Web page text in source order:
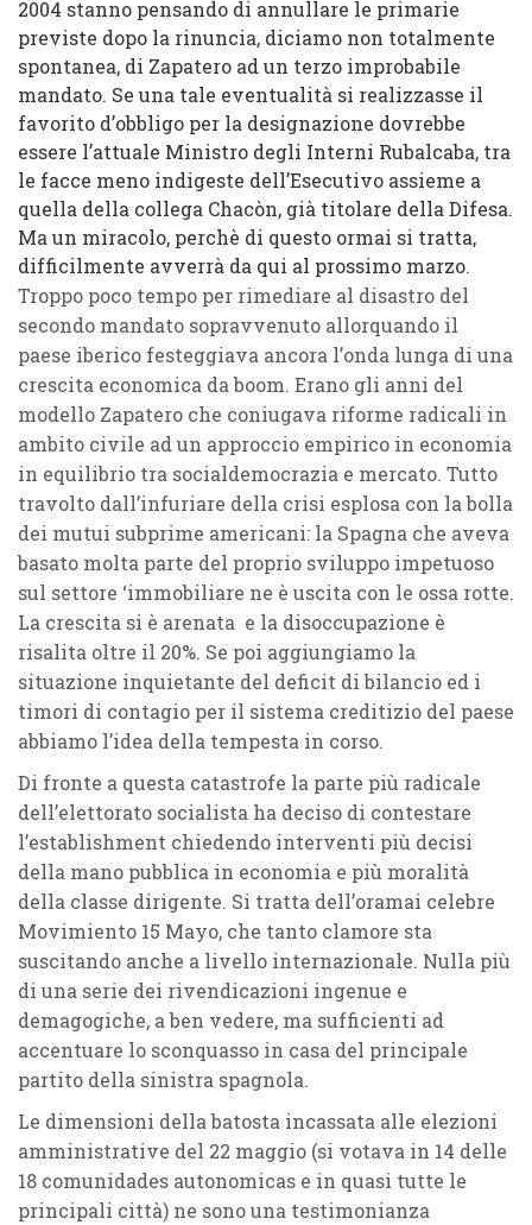
2004 stanno pensando di annullare le primarie
previste dopo la rinuncia, diciamo non totalmente
spontanea, di Zapatero ad un terzo improbabile
mandato. Se una tale eventualità si realizzasse il
favorito d’obbligo per la designazione dovrebbe
essere l’attuale Ministro degli Interni Rubalcaba, tra
le facce meno indigeste dell’Esecutivo assieme a
quella della collega Chacòn, già titolare della Difesa.
Ma un miracolo, perchè di questo ormai si tratta,
difficilmente avverrà da qui al prossimo marzo.
Troppo poco tempo per rimediare al disastro del
secondo mandato sopravvenuto allorquando il
paese iberico festeggiava ancora l’onda lunga di una
crescita economica da boom. Erano gli anni del
modello Zapatero che coniugava riforme radicali in
ambito civile ad un approccio empirico in economia
in equilibrio tra socialdemocrazia e mercato. Tutto
travolto dall’infuriare della crisi esplosa con la bolla
dei mutui subprime americani: la Spagna che aveva
basato molta parte del proprio sviluppo impetuoso
sul settore ‘immobiliare ne è uscita con le ossa rotte.
La crescita si è arenata e la disoccupazione è
risalita oltre il 20%. Se poi aggiungiamo la
situazione inquietante del deficit di bilancio ed i
timori di contagio per il sistema creditizio del paese
abbiamo l’idea della tempesta in corso.
Di fronte a questa catastrofe la parte più radicale
dell’elettorato socialista ha deciso di contestare
l’establishment chiedendo interventi più decisi
della mano pubblica in economia e più moralità
della classe dirigente. Si tratta dell’oramai celebre
Movimiento 15 Mayo, che tanto clamore sta
suscitando anche a livello internazionale. Nulla più
di una serie dei rivendicazioni ingenue e
demagogiche, a ben vedere, ma sufficienti ad
accentuare lo sconquasso in casa del principale
partito della sinistra spagnola.
Le dimensioni della batosta incassata alle elezioni
amministrative del 22 maggio (si votava in 14 delle
18 comunidades autonomicas e in quasi tutte le
principali città) ne sono una testimonianza